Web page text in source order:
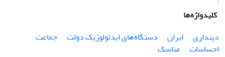
کلیدواژه‌ها
دینداری
ایران دستگاه‌های ایدئولوژیک دولت
جماعت
احساسات
مناسک